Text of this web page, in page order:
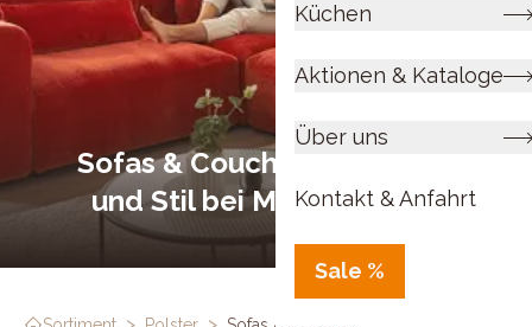
Küchen
Aktionen & Kataloge
Über uns
Kontakt & Anfahrt
Sale %
Sofas & Couches – Komfort
und Stil bei Möbel Melber